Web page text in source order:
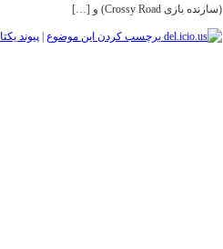
(سازنده بازی Crossy Road) و […]
برچسب کردن این موضوع پیوند یکتا